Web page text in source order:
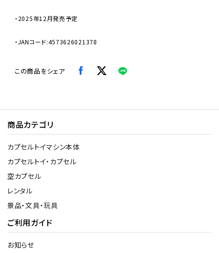
・2025年12月発売予定
・JANコード:4573626021378
この商品をシェア
商品カテゴリ
カプセルトイマシン本体
カプセルトイ・カプセル
空カプセル
レンタル
景品・文具・玩具
ご利用ガイド
お知らせ